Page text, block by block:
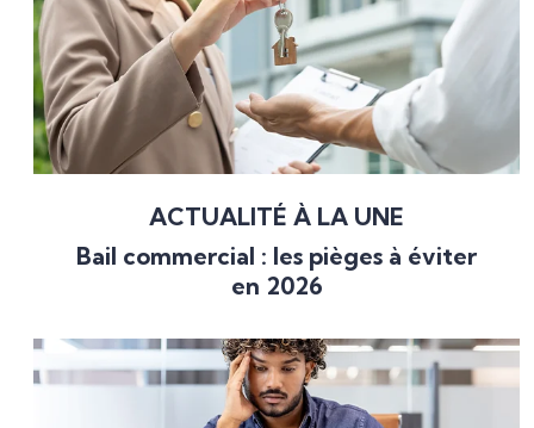
ACTUALITÉ À LA UNE
Bail commercial : les pièges à éviter
en 2026